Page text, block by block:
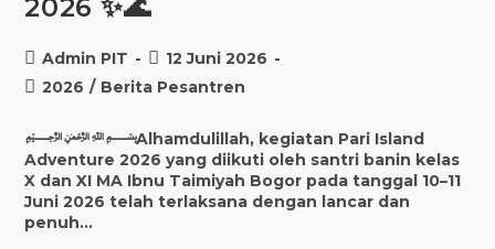
2026 ✨🌊
Admin PIT
12 Juni 2026
2026 / Berita Pesantren
﷽Alhamdulillah, kegiatan Pari Island
Adventure 2026 yang diikuti oleh santri banin kelas
X dan XI MA Ibnu Taimiyah Bogor pada tanggal 10–11
Juni 2026 telah terlaksana dengan lancar dan
penuh…